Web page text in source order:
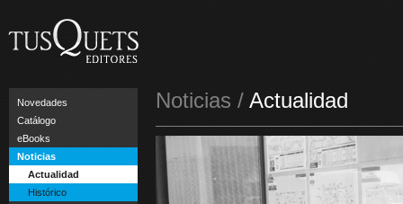
Novedades
Catálogo
eBooks
Noticias
Actualidad
Histórico
Noticias / Actualidad